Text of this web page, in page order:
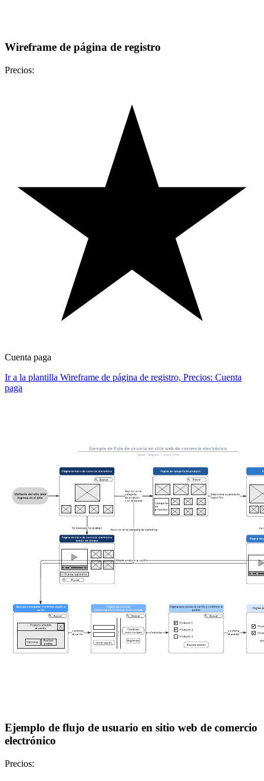
Wireframe de página de registro
Precios:
Cuenta paga
Ir a la plantilla Wireframe de página de registro, Precios: Cuenta
paga
Ejemplo de flujo de usuario en sitio web de comercio
electrónico
Precios: